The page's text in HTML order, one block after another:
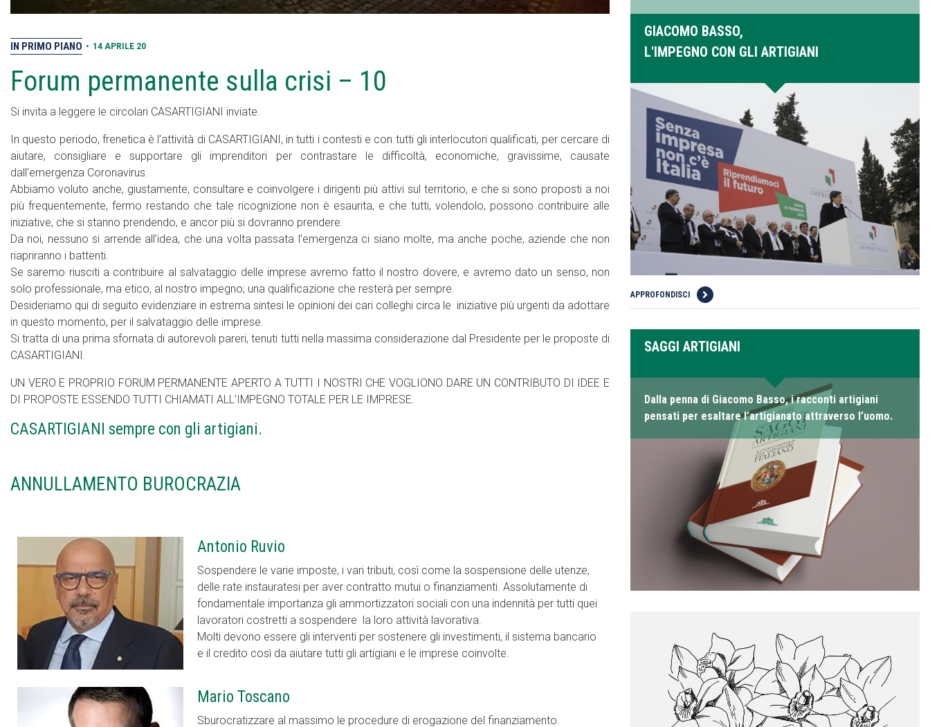
IN PRIMO PIANO • 14 APRILE 20
Forum permanente sulla crisi – 10
Si invita a leggere le circolari CASARTIGIANI inviate.
In questo periodo, frenetica è l’attività di CASARTIGIANI, in tutti i contesti e con tutti gli interlocutori qualificati, per cercare di
aiutare, consigliare e supportare gli imprenditori per contrastare le difficoltà, economiche, gravissime, causate
dall’emergenza Coronavirus.
Abbiamo voluto anche, giustamente, consultare e coinvolgere i dirigenti più attivi sul territorio, e che si sono proposti a noi
più frequentemente, fermo restando che tale ricognizione non è esaurita, e che tutti, volendolo, possono contribuire alle
iniziative, che si stanno prendendo, e ancor più si dovranno prendere.
Da noi, nessuno si arrende all’idea, che una volta passata l’emergenza ci siano molte, ma anche poche, aziende che non
riapriranno i battenti.
Se saremo riusciti a contribuire al salvataggio delle imprese avremo fatto il nostro dovere, e avremo dato un senso, non
solo professionale, ma etico, al nostro impegno; una qualificazione che resterà per sempre.
Desideriamo qui di seguito evidenziare in estrema sintesi le opinioni dei cari colleghi circa le iniziative più urgenti da adottare
in questo momento, per il salvataggio delle imprese.
Si tratta di una prima sfornata di autorevoli pareri, tenuti tutti nella massima considerazione dal Presidente per le proposte di
CASARTIGIANI.
UN VERO E PROPRIO FORUM PERMANENTE APERTO A TUTTI I NOSTRI CHE VOGLIONO DARE UN CONTRIBUTO DI IDEE E
DI PROPOSTE ESSENDO TUTTI CHIAMATI ALL’IMPEGNO TOTALE PER LE IMPRESE.
CASARTIGIANI sempre con gli artigiani.
ANNULLAMENTO BUROCRAZIA
Antonio Ruvio
Sospendere le varie imposte, i vari tributi, così come la sospensione delle utenze,
delle rate instauratesi per aver contratto mutui o finanziamenti. Assolutamente di
fondamentale importanza gli ammortizzatori sociali con una indennità per tutti quei
lavoratori costretti a sospendere la loro attività lavorativa.
Molti devono essere gli interventi per sostenere gli investimenti, il sistema bancario
e il credito così da aiutare tutti gli artigiani e le imprese coinvolte.
Mario Toscano
Sburocratizzare al massimo le procedure di erogazione del finanziamento.
GIACOMO BASSO,
L'IMPEGNO CON GLI ARTIGIANI
APPROFONDISCI
SAGGI ARTIGIANI
Dalla penna di Giacomo Basso, i racconti artigiani
pensati per esaltare l’artigianato attraverso l’uomo.